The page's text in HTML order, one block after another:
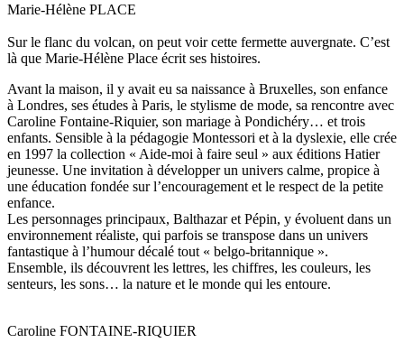
Marie-Hélène PLACE
Sur le flanc du volcan, on peut voir cette fermette auvergnate. C’est
là que Marie-Hélène Place écrit ses histoires.
Avant la maison, il y avait eu sa naissance à Bruxelles, son enfance
à Londres, ses études à Paris, le stylisme de mode, sa rencontre avec
Caroline Fontaine-Riquier, son mariage à Pondichéry… et trois
enfants. Sensible à la pédagogie Montessori et à la dyslexie, elle crée
en 1997 la collection « Aide-moi à faire seul » aux éditions Hatier
jeunesse. Une invitation à développer un univers calme, propice à
une éducation fondée sur l’encouragement et le respect de la petite
enfance.
Les personnages principaux, Balthazar et Pépin, y évoluent dans un
environnement réaliste, qui parfois se transpose dans un univers
fantastique à l’humour décalé tout « belgo-britannique ».
Ensemble, ils découvrent les lettres, les chiffres, les couleurs, les
senteurs, les sons… la nature et le monde qui les entoure.
Caroline FONTAINE-RIQUIER